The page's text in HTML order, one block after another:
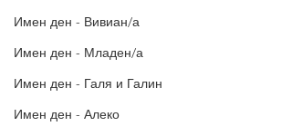
Имен ден - Вивиан/а
Имен ден - Младен/а
Имен ден - Галя и Галин
Имен ден - Алеко